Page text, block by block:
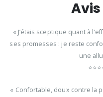
« J’étais sceptique quant à
ses promesses : je reste
une
« Confortable, doux contre la